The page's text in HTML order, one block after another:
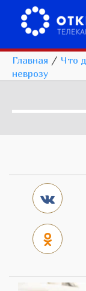
Главная / Что
неврозу